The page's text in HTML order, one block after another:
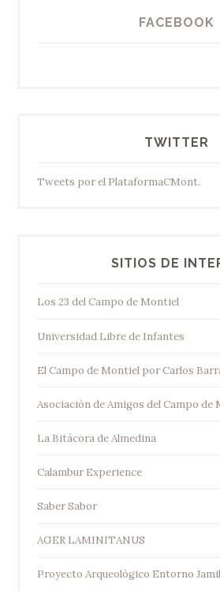
FACEBOOK
TWITTER
Tweets por el PlataformaCMont.
SITIOS DE
Los 23 del Campo de Montiel
Universidad Libre de Infantes
El Campo de Montiel por Carlos
Asociación de Amigos del Campo de
La Bitácora de Almedina
Calambur Experience
Saber Sabor
AGER LAMINITANUS
Proyecto Arqueológico Entorno